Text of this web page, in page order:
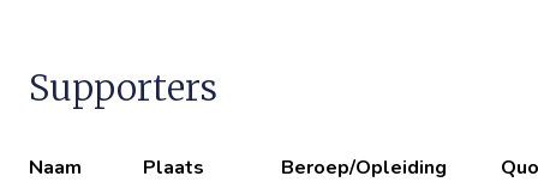
Supporters
Naam Plaats Beroep/Opleiding